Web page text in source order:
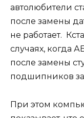
автолюбители
после замены
не работает.
случаях, когда
после замены
подшипников
При этом